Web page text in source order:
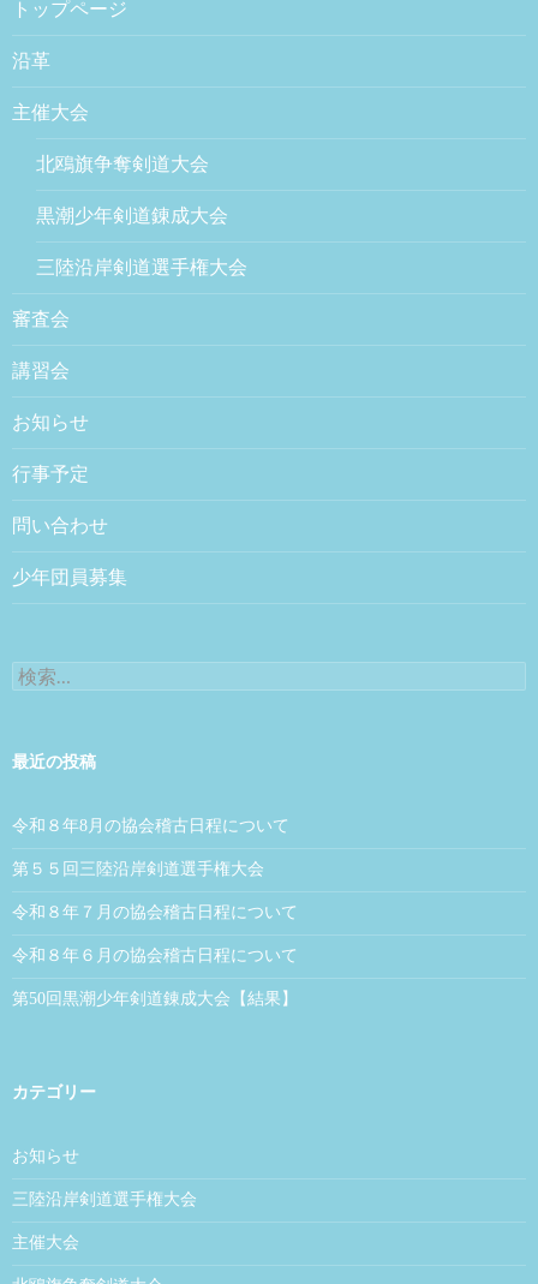
トップページ
沿革
主催大会
北鴎旗争奪剣道大会
黒潮少年剣道錬成大会
三陸沿岸剣道選手権大会
審査会
講習会
お知らせ
行事予定
問い合わせ
少年団員募集
検索:
最近の投稿
令和８年8月の協会稽古日程について
第５５回三陸沿岸剣道選手権大会
令和８年７月の協会稽古日程について
令和８年６月の協会稽古日程について
第50回黒潮少年剣道錬成大会【結果】
カテゴリー
お知らせ
三陸沿岸剣道選手権大会
主催大会